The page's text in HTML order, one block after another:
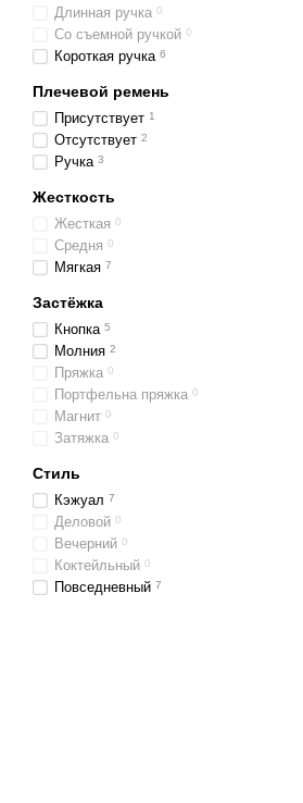
Длинная ручка 0
Со съемной ручкой 0
Короткая ручка 6
Плечевой ремень
Присутствует 1
Отсутствует 2
Ручка 3
Жесткость
Жесткая 0
Средня 0
Мягкая 7
Застёжка
Кнопка 5
Молния 2
Пряжка 0
Портфельна пряжка 0
Магнит 0
Затяжка 0
Стиль
Кэжуал 7
Деловой 0
Вечерний 0
Коктейльный 0
Повседневный 7